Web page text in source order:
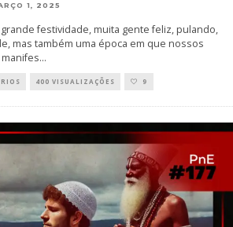
1, 2025
festividade, muita gente feliz, pulando,
mas também uma época em que nossos
...
400 VISUALIZAÇÕES 9